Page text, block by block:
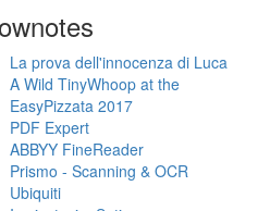
La prova dell'innocenza di Luca
A Wild TinyWhoop at the
EasyPizzata 2017
PDF Expert
ABBYY FineReader
Prismo - Scanning & OCR
Ubiquiti